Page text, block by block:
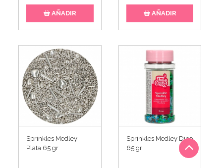
AÑADIR AÑADIR
Sprinkles Medley
Plata 65 gr
Sprinkles Medley Dino
65 gr